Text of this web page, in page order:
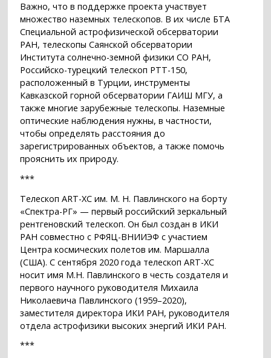
Важно, что в поддержке проекта участвует
множество наземных телескопов. В их числе БТА
Специальной астрофизической обсерватории
РАН, телескопы Саянской обсерватории
Института солнечно-земной физики СО РАН,
Российско-турецкий телескоп РТТ-150,
расположенный в Турции, инструменты
Кавказской горной обсерватории ГАИШ МГУ, а
также многие зарубежные телескопы. Наземные
оптические наблюдения нужны, в частности,
чтобы определять расстояния до
зарегистрированных объектов, а также помочь
прояснить их природу.
***
Телескоп ART-XC им. М. Н. Павлинского на борту
«Спектра-РГ» — первый российский зеркальный
рентгеновский телескоп. Он был создан в ИКИ
РАН совместно с РФЯЦ-ВНИИЭФ с участием
Центра космических полетов им. Маршалла
(США). С сентября 2020 года телескоп ART-XC
носит имя М.Н. Павлинского в честь создателя и
первого научного руководителя Михаила
Николаевича Павлинского (1959–2020),
заместителя директора ИКИ РАН, руководителя
отдела астрофизики высоких энергий ИКИ РАН.
***